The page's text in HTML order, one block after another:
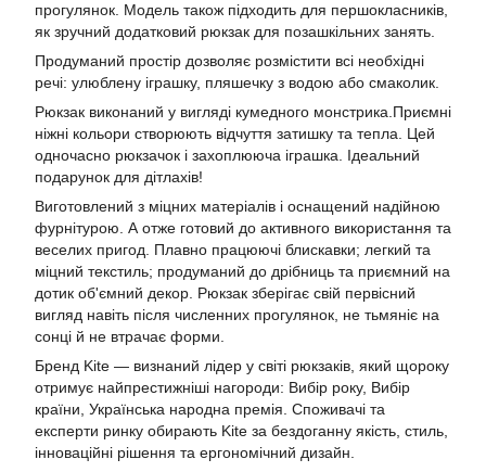
прогулянок. Модель також підходить для першокласників,
як зручний додатковий рюкзак для позашкільних занять.
Продуманий простір дозволяє розмістити всі необхідні
речі: улюблену іграшку, пляшечку з водою або смаколик.
Рюкзак виконаний у вигляді кумедного монстрика.Приємні
ніжні кольори створюють відчуття затишку та тепла. Цей
одночасно рюкзачок і захоплююча іграшка. Ідеальний
подарунок для дітлахів!
Виготовлений з міцних матеріалів і оснащений надійною
фурнітурою. А отже готовий до активного використання та
веселих пригод. Плавно працюючі блискавки; легкий та
міцний текстиль; продуманий до дрібниць та приємний на
дотик об'ємний декор. Рюкзак зберігає свій первісний
вигляд навіть після численних прогулянок, не тьмяніє на
сонці й не втрачає форми.
Бренд Kite — визнаний лідер у світі рюкзаків, який щороку
отримує найпрестижніші нагороди: Вибір року, Вибір
країни, Українська народна премія. Споживачі та
експерти ринку обирають Kite за бездоганну якість, стиль,
інноваційні рішення та ергономічний дизайн.